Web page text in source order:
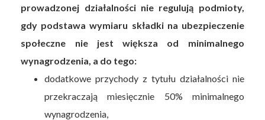
prowadzonej działalności nie regulują podmioty,
gdy podstawa wymiaru składki na ubezpieczenie
społeczne nie jest większa od minimalnego
wynagrodzenia, a do tego:
dodatkowe przychody z tytułu działalności nie
przekraczają miesięcznie 50% minimalnego
wynagrodzenia,